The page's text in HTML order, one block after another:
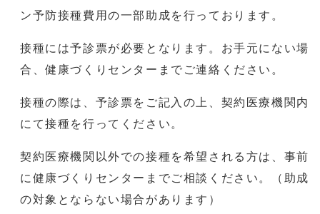
ン予防接種費用の一部助成を行っております。
接種には予診票が必要となります。お手元にない場
合、健康づくりセンターまでご連絡ください。
接種の際は、予診票をご記入の上、契約医療機関内
にて接種を行ってください。
契約医療機関以外での接種を希望される方は、事前
に健康づくりセンターまでご相談ください。（助成
の対象とならない場合があります）